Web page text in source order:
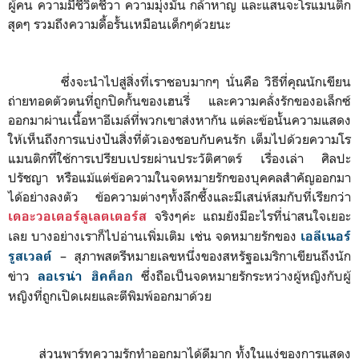
ผู้คน ความมีชีวิตชีวา ความมุ่งมั่น กล้าหาญ และแสนจะโรแมนติก
สุดๆ รวมถึงความดื้อรั้นเหมือนเด็กๆด้วยนะ
ซึ่งจะนำไปสู่สิ่งที่เราชอบมากๆ นั่นคือ วิธีที่คุณนักเขียน
ถ่ายทอดตัวตนที่ถูกปิดกั้นของเฮนรี่ และความคลั่งรักของอเล็กซ์
ออกมาผ่านเนื้อหาอีเมล์ที่พวกเขาส่งหากัน แต่ละข้อนั้นความแสดง
ให้เห็นถึงการแบ่งปันสิ่งที่ตัวเองชอบกับคนรัก เต็มไปด้วยความโร
แมนติกที่ใช้การเปรียบเปรยผ่านประวัติศาตร์ เรื่องเล่า ศิลปะ
ปรัชญา หรือแม้แต่ข้อความในจดหมายรักของบุคคลสำคัญออกมา
ได้อย่างลงตัว ข้อความต่างๆทั้งลึกซึ้งและมีเสน่ห์สมกับที่เรียกว่า
เดอะวอเตอร์ลูเลตเตอร์ส จริงๆค่ะ แถมยังมีอะไรที่น่าสนใจเยอะ
เลย บางอย่างเราก็ไปอ่านเพิ่มเติม เช่น จดหมายรักของ เอลีเนอร์
รูสเวลต์ – สุภาพสตรีหมายเลขหนึ่งของสหรัฐอเมริกาเขียนถึงนัก
ข่าว ลอเรน่า ฮิคค็อก ซึ่งถือเป็นจดหมายรักระหว่างผู้หญิงกับผู้
หญิงที่ถูกเปิดเผยและตีพิมพ์ออกมาด้วย
ส่วนพาร์ทความรักทำออกมาได้ดีมาก ทั้งในแง่ของการแสดง